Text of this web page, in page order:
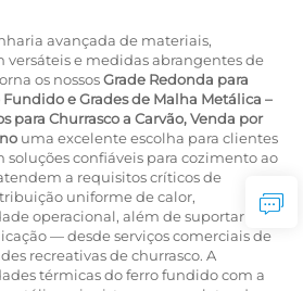
avançada de materiais,
versáteis e medidas abrangentes de
os nossosGrade Redonda para
e Grades de Malha Metálica –
para Churrasco a Carvão, Venda por
uma excelente escolha para clientes
soluções confiáveis para cozimento ao
a requisitos críticos de
uniforme de calor,
operacional, além de suportar
— desde serviços comerciais de
recreativas de churrasco. A
térmicas do ferro fundido com a